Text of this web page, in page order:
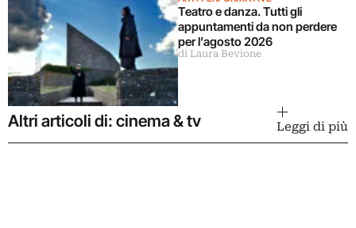
Teatro e danza. Tutti gli
appuntamenti da non perdere
per l’agosto 2026
di Laura Bevione
Altri articoli di: cinema & tv Leggi di più